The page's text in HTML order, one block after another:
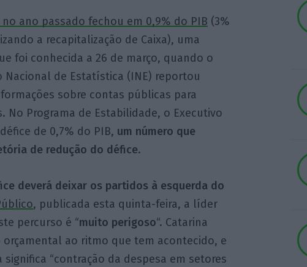
no ano passado fechou em 0,9% do PIB (3%
a recapitalização de Caixa), uma
foi conhecida a 26 de março, quando o
Nacional de Estatística (INE) reportou
sobre contas públicas para
No Programa de Estabilidade, o Executivo
de 0,7% do PIB, um número que
de redução do défice.
deverá deixar os partidos à esquerda do
, publicada esta quinta-feira, a líder
percurso é “muito perigoso“. Catarina
ao ritmo que tem acontecido, e
“contração da despesa em setores